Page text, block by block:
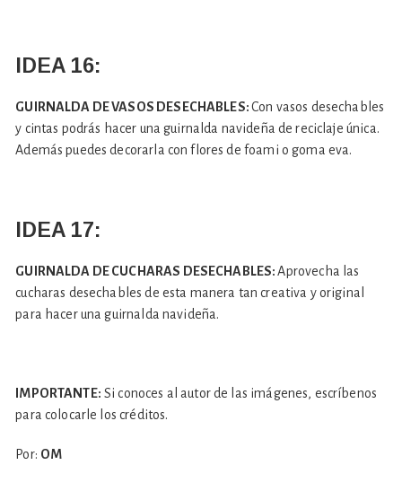
IDEA 16:
GUIRNALDA DE VASOS DESECHABLES:Con vasos desechables
y cintas podrás hacer una guirnalda navideña de reciclaje única.
Además puedes decorarla con flores de foami o goma eva.
IDEA 17:
GUIRNALDA DE CUCHARAS DESECHABLES:Aprovecha las
cucharas desechables de esta manera tan creativa y original
para hacer una guirnalda navideña.
IMPORTANTE: Si conoces al autor de las imágenes, escríbenos
para colocarle los créditos.
Por: OM